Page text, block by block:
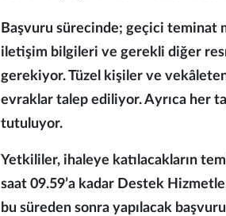
Başvuru sürecinde; geçici teminat
iletişim bilgileri ve gerekli diğer
gerekiyor. Tüzel kişiler ve
evraklar talep ediliyor. Ayrıca her
tutuluyor.
Yetkililer, ihaleye katılacakların
saat 09.59’a kadar Destek
bu süreden sonra yapılacak